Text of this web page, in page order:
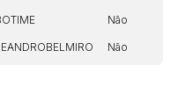
Não
Não